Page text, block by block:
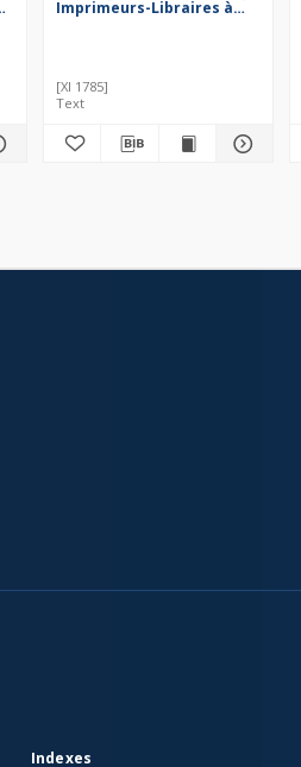
Imprimeurs-Libraires à
dans cette Ville, évalués
en Ducats Hollandois &
[XI 1785]
Text
Indexes